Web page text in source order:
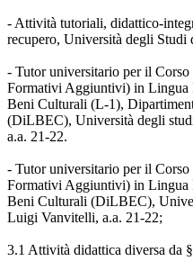
- Attività tutoriali, didattico-
recupero, Università degli Studi
- Tutor universitario per il
Formativi Aggiuntivi) in Lingua
Beni Culturali (L-1),
(DiLBEC), Università degli
a.a. 21-22.
- Tutor universitario per il
Formativi Aggiuntivi) in Lingua
Beni Culturali (DiLBEC),
Luigi Vanvitelli, a.a. 21-22;
3.1 Attività didattica diversa da